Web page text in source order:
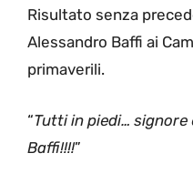
Risultato senza
Alessandro Baffi ai
primaverili.
“Tutti in piedi…
Baffi!!!!”